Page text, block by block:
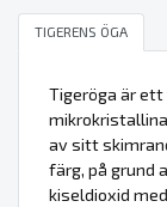
TIGERENS ÖGA
Tigeröga är
av sitt
färg, på grund
kiseldioxid